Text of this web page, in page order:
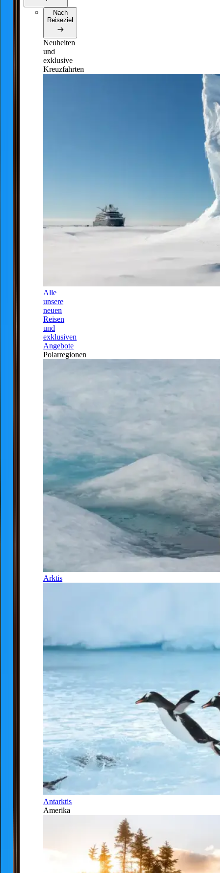
Nach
Reiseziel
Neuheiten
und
exklusive
Kreuzfahrten
Alle
unsere
neuen
Reisen
und
exklusiven
Angebote
Polarregionen
Arktis
Antarktis
Amerika